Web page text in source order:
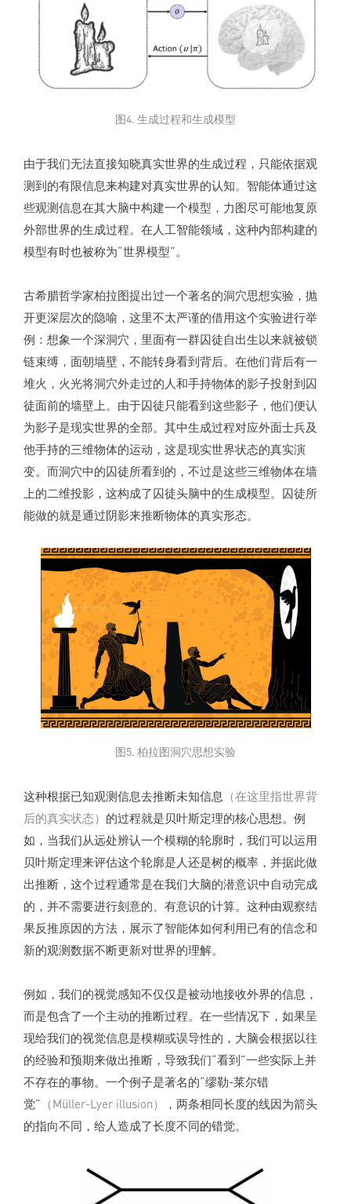
图4. 生成过程和生成模型
由于我们无法直接知晓真实世界的生成过程，只能依据观
测到的有限信息来构建对真实世界的认知。智能体通过这
些观测信息在其大脑中构建一个模型，力图尽可能地复原
外部世界的生成过程。在人工智能领域，这种内部构建的
模型有时也被称为“世界模型”。
古希腊哲学家柏拉图提出过一个著名的洞穴思想实验，抛
开更深层次的隐喻，这里不太严谨的借用这个实验进行举
例：想象一个深洞穴，里面有一群囚徒自出生以来就被锁
链束缚，面朝墙壁，不能转身看到背后。在他们背后有一
堆火，火光将洞穴外走过的人和手持物体的影子投射到囚
徒面前的墙壁上。由于囚徒只能看到这些影子，他们便认
为影子是现实世界的全部。其中生成过程对应外面士兵及
他手持的三维物体的运动，这是现实世界状态的真实演
变。而洞穴中的囚徒所看到的，不过是这些三维物体在墙
上的二维投影，这构成了囚徒头脑中的生成模型。囚徒所
能做的就是通过阴影来推断物体的真实形态。
图5. 柏拉图洞穴思想实验
这种根据已知观测信息去推断未知信息
（在这里指世界背
后的真实状态） 的过程就是贝叶斯定理的核心思想。例
如，当我们从远处辨认一个模糊的轮廓时，我们可以运用
贝叶斯定理来评估这个轮廓是人还是树的概率，并据此做
出推断，这个过程通常是在我们大脑的潜意识中自动完成
的，并不需要进行刻意的、有意识的计算。这种由观察结
果反推原因的方法，展示了智能体如何利用已有的信念和
新的观测数据不断更新对世界的理解。
例如，我们的视觉感知不仅仅是被动地接收外界的信息，
而是包含了一个主动的推断过程。在一些情况下，如果呈
现给我们的视觉信息是模糊或误导性的，大脑会根据以往
的经验和预期来做出推断，导致我们“看到”一些实际上并
不存在的事物。一个例子是著名的“缪勒-莱尔错
觉” （Müller-Lyer illusion）
，两条相同长度的线因为箭头
的指向不同，给人造成了长度不同的错觉。